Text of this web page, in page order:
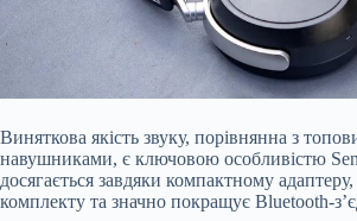
Виняткова якість звуку, порівнянна з
навушниками, є ключовою особливістю
досягається завдяки компактному
комплекту та значно покращує Bluetooth-